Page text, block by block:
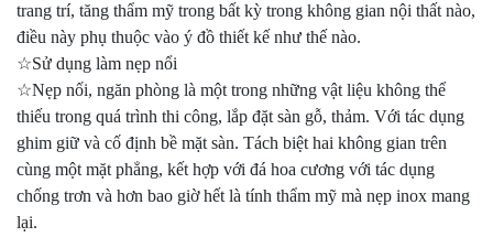
trang trí, tăng thẩm mỹ trong bất kỳ trong không gian nội thất nào,
điều này phụ thuộc vào ý đồ thiết kế như thế nào.
☆Sử dụng làm nẹp nổi
☆Nẹp nối, ngăn phòng là một trong những vật liệu không thể
thiếu trong quá trình thi công, lắp đặt sàn gỗ, thảm. Với tác dụng
ghim giữ và cố định bề mặt sàn. Tách biệt hai không gian trên
cùng một mặt phẳng, kết hợp với đá hoa cương với tác dụng
chống trơn và hơn bao giờ hết là tính thẩm mỹ mà nẹp inox mang
lại.